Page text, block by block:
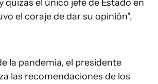
quizás el único jefe de Estado en
el coraje de dar su opinión",
la pandemia, el presidente
las recomendaciones de los